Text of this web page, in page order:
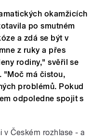
okamžicích
po smutném
a zdá se být v
z ruky a přes
rodiny," svěřil se
"Moč má čistou,
problémů. Pokud
odpoledne spojit s
v Českém rozhlase - a